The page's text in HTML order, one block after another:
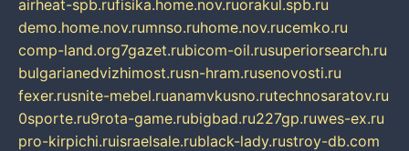
airheat-spb.rufisika.home.nov.ruorakul.spb.ru
demo.home.nov.rumnso.ruhome.nov.rucemko.ru
comp-land.org7gazet.rubicom-oil.rusuperiorsearch.ru
bulgarianedvizhimost.rusn-hram.rusenovosti.ru
fexer.rusnite-mebel.ruanamvkusno.rutechnosaratov.ru
0sporte.ru9rota-game.rubigbad.ru227gp.ruwes-ex.ru
pro-kirpichi.ruisraelsale.rublack-lady.rustroy-db.com